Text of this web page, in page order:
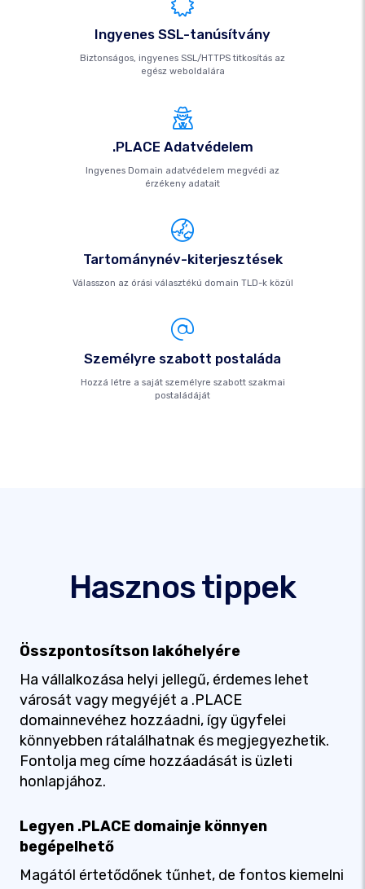
Ingyenes SSL-tanúsítvány
Biztonságos, ingyenes SSL/HTTPS titkosítás az
egész weboldalára
.PLACE Adatvédelem
Ingyenes Domain adatvédelem megvédi az
érzékeny adatait
Tartománynév-kiterjesztések
Válasszon az órási választékú domain TLD-k közül
Személyre szabott postaláda
Hozzá létre a saját személyre szabott szakmai
postaládáját
Hasznos tippek
Összpontosítson lakóhelyére
Ha vállalkozása helyi jellegű, érdemes lehet
városát vagy megyéjét a .PLACE
domainnevéhez hozzáadni, így ügyfelei
könnyebben rátalálhatnak és megjegyezhetik.
Fontolja meg címe hozzáadását is üzleti
honlapjához.
Legyen .PLACE domainje könnyen
begépelhető
Magától értetődőnek tűnhet, de fontos kiemelni